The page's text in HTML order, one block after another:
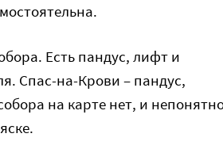
Есть пандус, лифт и
Спас-на-Крови – пандус,
на карте нет, и